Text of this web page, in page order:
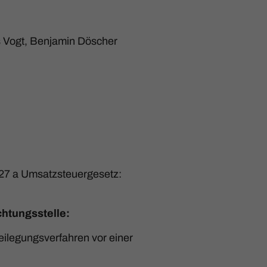
Benjamin Döscher
a Umsatzsteuergesetz:
vor einer